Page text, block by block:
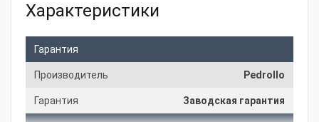
Характеристики
Гарантия
Производитель Pedrollo
Гарантия Заводская гарантия